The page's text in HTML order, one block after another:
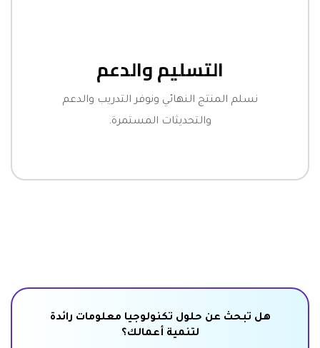
التسليم والدعم
نسلم المنتج النهائي ونوفر التدريب والدعم
والتحديثات المستمرة.
هل تبحث عن حلول تكنولوجيا معلومات رائدة
لتنمية أعمالك؟